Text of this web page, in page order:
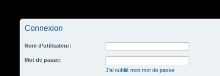
Connexion
Nom d’utilisateur:
Mot de passe:
J’ai oublié mon mot de passe